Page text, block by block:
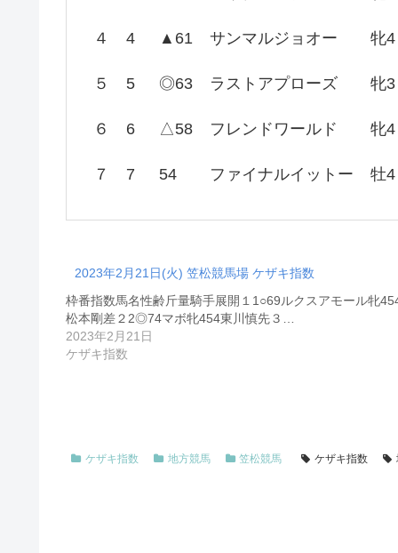
４ 4 ▲61 サンマルジョオー 牝4
５ 5 ◎63 ラストアプローズ 牝3
６ 6 △58 フレンドワールド 牝4
７ 7 54 ファイナルイットー 牡4
2023年2月21日(火) 笠松競馬場 ケザキ指数
枠番指数馬名性齢斤量騎手展開１1○69ルクスアモール牝
松本剛差２2◎74マボ牝454東川慎先３…
2023年2月21日
ケザキ指数
ケザキ指数 地方競馬 笠松競馬 ケザキ指数